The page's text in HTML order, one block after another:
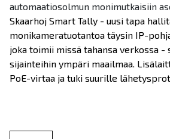
automaatiosolmun monimutkaisiin
Skaarhoj Smart Tally - uusi tapa
monikameratuotantoa täysin IP-
joka toimii missä tahansa verkossa -
sijainteihin ympäri maailmaa.
PoE-virtaa ja tuki suurille